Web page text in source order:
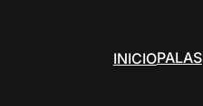
INICIOPALAS